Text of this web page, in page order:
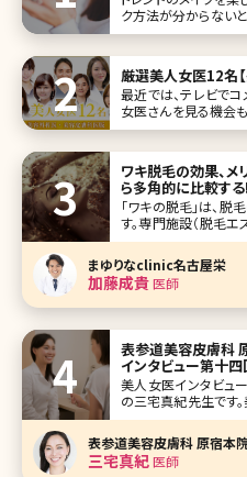
ク方法が分からない
は種類があり、奥二
せたメイクをおさえ
愛らしい目元をつくる
厳選美人女医12名
最近では、テレビで
女医さんを見る機会も多
容医療（美容外科・
に比べ、美人度が抜
今回、そんな美
ワキ脱毛の効果、メ
ら多角的に比較する!
「ワキの脱毛」は、
す。専門施設（脱毛エ
がムダ毛処理の選択
まだまだ自己処理を
「ワキ脱毛は脱毛エ
る」と答えている人も多
まゆりなclinic名古屋栄
加藤成貴医師
表参道美容皮膚科
インタビュー第十四
美人女医インタビュ
の三宅真紀先生です。
ーザー治療、ヒアル
グ系注入治療に造詣
す。そんな美人女医
聞いてきました。 学生
表参道美容皮膚科 原宿本
三宅真紀医師